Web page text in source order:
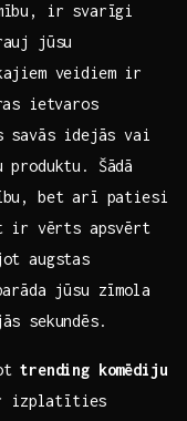
​ir svarīgi
​jūsu
veidiem ir
ietvaros
idejās vai​
Šādā
‌bet arī patiesi
ir⁣ vērts apsvērt
augstas
jūsu zīmola
sekundēs.
trending komēdiju
izplatīties